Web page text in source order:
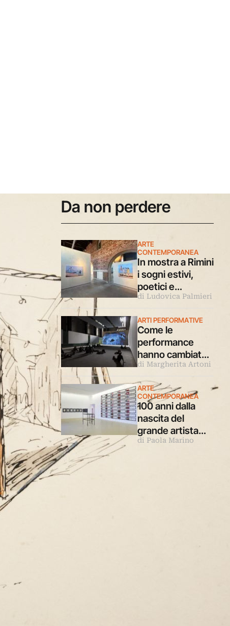
Da non perdere
ARTE
CONTEMPORANEA
In mostra a Rimini
i sogni estivi,
poetici e
malinconici
Giovagnoli
di Ludovica Palmieri
ARTI PERFORMATIVE
Come le
performance
hanno cambiato il
modo di fare le
mostre (e di
visitarle)
di Margherita Artoni
ARTE
CONTEMPORANEA
100 anni dalla
nascita del
grande artista
Vincenzo Agnetti
di Paola Marino